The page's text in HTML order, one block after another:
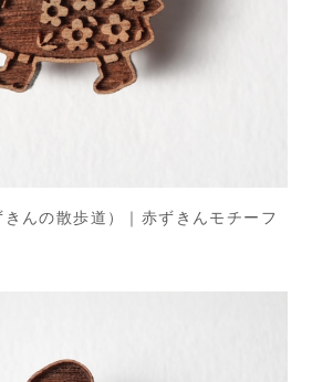
んの散歩道）｜赤ずきんモチーフ